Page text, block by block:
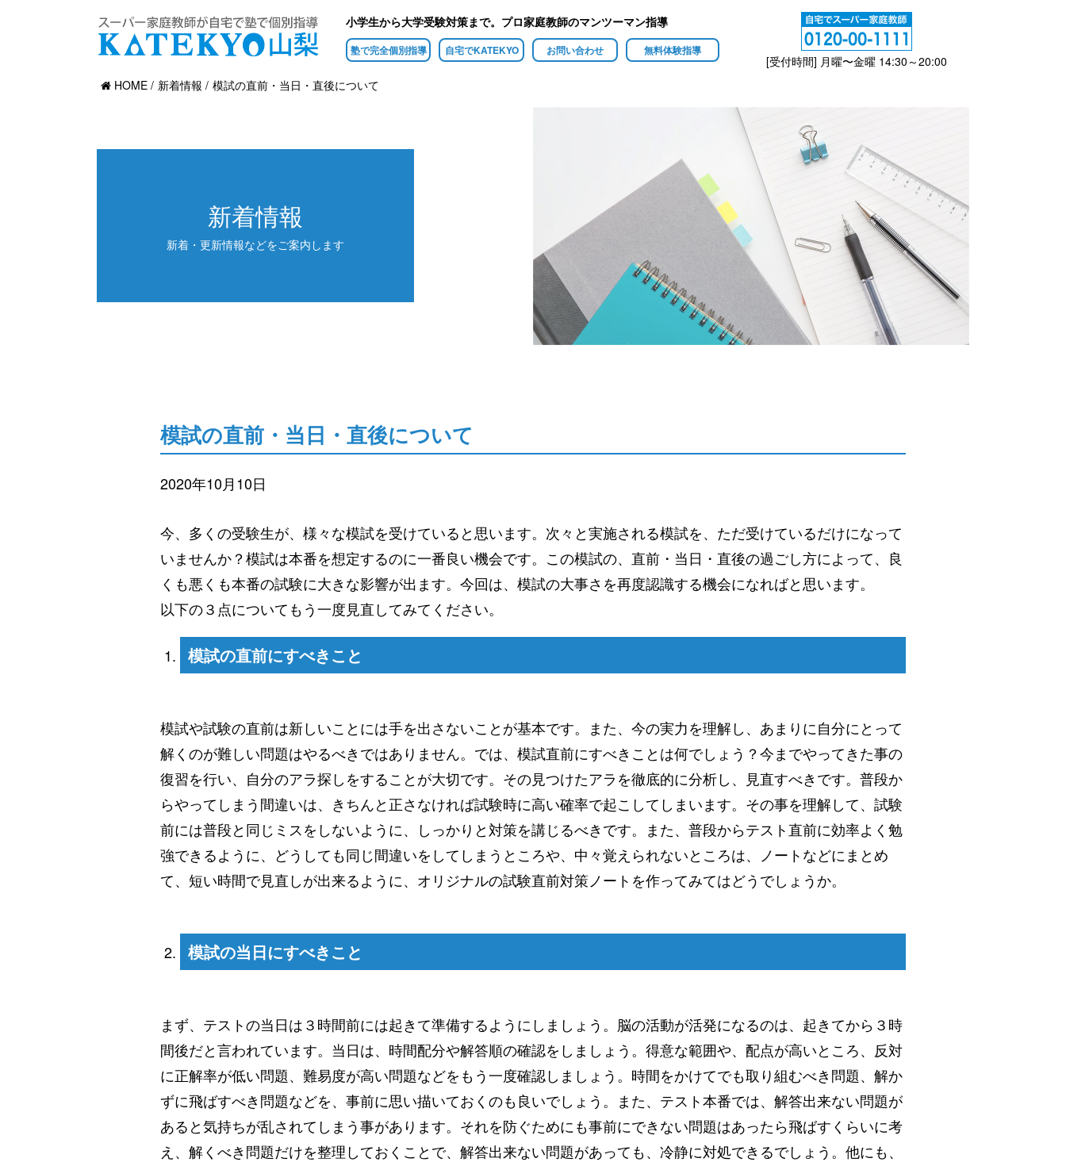
小学生から大学受験対策まで。プロ家庭教師のマンツーマン指導
塾で完全個別指導 自宅でKATEKYO お問い合わせ 無料体験指導
[受付時間] 月曜〜金曜 14:30～20:00
HOME
新着情報 模試の直前・当日・直後について
新着情報
新着・更新情報などをご案内します
模試の直前・当日・直後について
2020年10月10日
今、多くの受験生が、様々な模試を受けていると思います。次々と実施される模試を、ただ受けているだけになって
いませんか？模試は本番を想定するのに一番良い機会です。この模試の、直前・当日・直後の過ごし方によって、良
くも悪くも本番の試験に大きな影響が出ます。今回は、模試の大事さを再度認識する機会になればと思います。
以下の３点についてもう一度見直してみてください。
模試の直前にすべきこと
模試や試験の直前は新しいことには手を出さないことが基本です。また、今の実力を理解し、あまりに自分にとって
解くのが難しい問題はやるべきではありません。では、模試直前にすべきことは何でしょう？今までやってきた事の
復習を行い、自分のアラ探しをすることが大切です。その見つけたアラを徹底的に分析し、見直すべきです。普段か
らやってしまう間違いは、きちんと正さなければ試験時に高い確率で起こしてしまいます。その事を理解して、試験
前には普段と同じミスをしないように、しっかりと対策を講じるべきです。また、普段からテスト直前に効率よく勉
強できるように、どうしても同じ間違いをしてしまうところや、中々覚えられないところは、ノートなどにまとめ
て、短い時間で見直しが出来るように、オリジナルの試験直前対策ノートを作ってみてはどうでしょうか。
模試の当日にすべきこと
まず、テストの当日は３時間前には起きて準備するようにしましょう。脳の活動が活発になるのは、起きてから３時
間後だと言われています。当日は、時間配分や解答順の確認をしましょう。得意な範囲や、配点が高いところ、反対
に正解率が低い問題、難易度が高い問題などをもう一度確認しましょう。時間をかけてでも取り組むべき問題、解か
ずに飛ばすべき問題などを、事前に思い描いておくのも良いでしょう。また、テスト本番では、解答出来ない問題が
あると気持ちが乱されてしまう事があります。それを防ぐためにも事前にできない問題はあったら飛ばすくらいに考
え、解くべき問題だけを整理しておくことで、解答出来ない問題があっても、冷静に対処できるでしょう。他にも、